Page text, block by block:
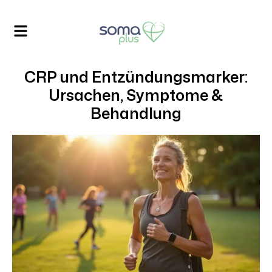
CRP und Entzündungsmarker:
Ursachen, Symptome &
Behandlung